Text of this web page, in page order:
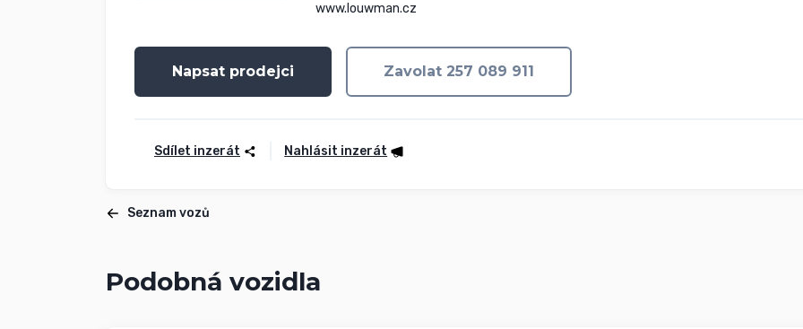
www.louwman.cz
Napsat prodejci Zavolat 257 089 911
Sdílet inzerát Nahlásit inzerát
Seznam vozů
Podobná vozidla